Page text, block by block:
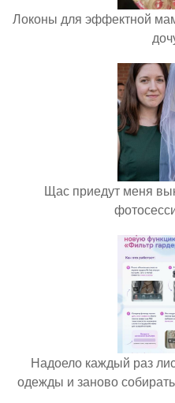
Локоны для эффектной
Щас приедут меня
Надоело каждый раз
одежды и заново